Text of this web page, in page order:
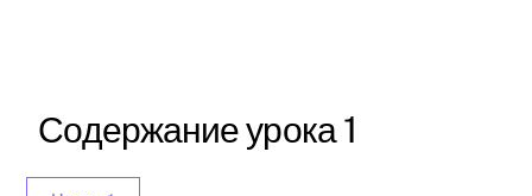
Содержание урока 1